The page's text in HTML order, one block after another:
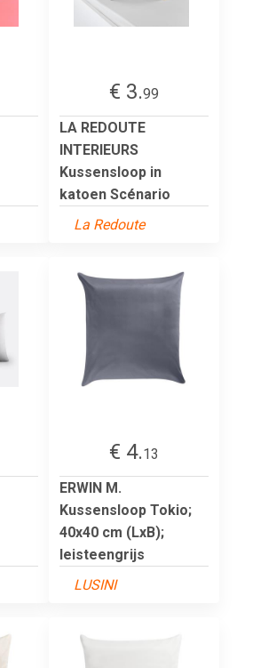
€ 3.99
LA REDOUTE
INTERIEURS
Kussensloop in
katoen Scénario
La Redoute
€ 4.13
ERWIN M.
Kussensloop Tokio;
40x40 cm (LxB);
leisteengrijs
LUSINI